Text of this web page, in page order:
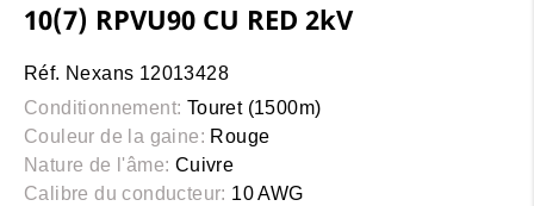
10(7) RPVU90 CU RED 2kV
Réf. Nexans 12013428
Conditionnement: Touret (1500m)
Couleur de la gaine: Rouge
Nature de l'âme: Cuivre
Calibre du conducteur: 10 AWG